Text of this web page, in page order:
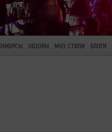
ОБЗОРЫ МУЗ. СТИЛИ БЛОГИ